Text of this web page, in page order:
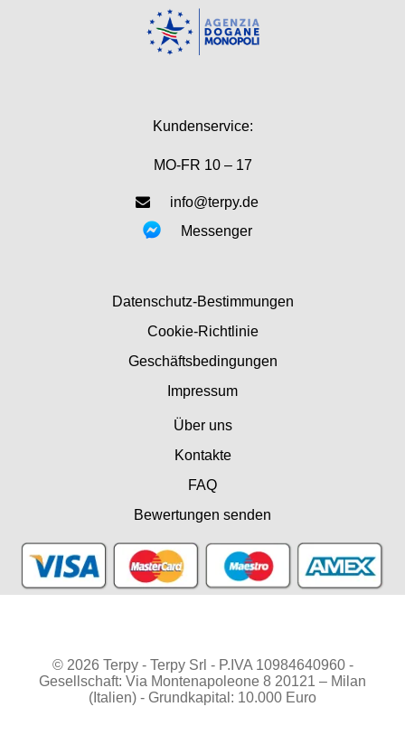
Kundenservice:
MO-FR 10 – 17
info@terpy.de
Messenger
Datenschutz-Bestimmungen
Cookie-Richtlinie
Geschäftsbedingungen
Impressum
Über uns
Kontakte
FAQ
Bewertungen senden
© 2026 Terpy - Terpy Srl - P.IVA 10984640960 -
Gesellschaft: Via Montenapoleone 8 20121 – Milan
(Italien) - Grundkapital: 10.000 Euro